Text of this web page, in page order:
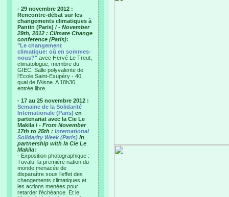
- 29 novembre 2012 :
Rencontre-débat sur les
changements climatiques à
Pantin (Paris) / - November
29th, 2012 : Climate Change
conference (Paris):
"Le changement
climatique: où en sommes-
nous?" avec Hervé Le Treut,
climatologue, membre du
GIEC. Salle polyvalente de
l’Ecole Saint-Exupéry - 40,
quai de l’Aisne. A 18h30,
entrée libre.
- 17 au 25 novembre 2012 :
Semaine de la Solidarité
Internationale (Paris) en
partenariat avec la Cie Le
Makila / - From November
17th to 25th : International
Solidarity Week (Paris) in
partnership with la Cie Le
Makila:
- Exposition photographique :
Tuvalu, la première nation du
monde menacée de
disparaître sous l’effet des
changements climatiques et
les actions menées pour
retarder l’échéance. Et le